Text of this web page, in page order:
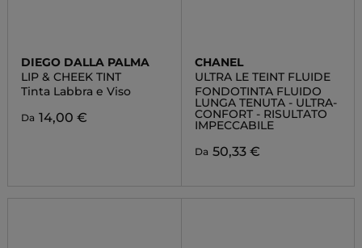
DIEGO DALLA PALMA
LIP & CHEEK TINT
Tinta Labbra e Viso
Da 14,00 €
CHANEL
ULTRA LE TEINT FLUIDE
FONDOTINTA FLUIDO
LUNGA TENUTA - ULTRA-
CONFORT - RISULTATO
IMPECCABILE
Da 50,33 €